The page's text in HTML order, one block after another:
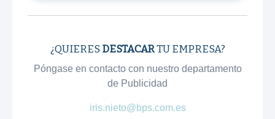
¿QUIERES DESTACARTU EMPRESA?
Póngase en contacto con nuestro departamento
de Publicidad
iris.nieto@bps.com.es